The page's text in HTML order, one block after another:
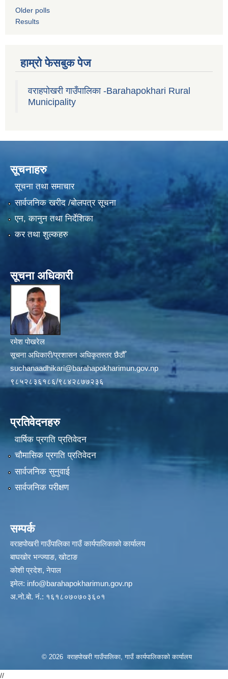
Older polls
Results
हाम्रो फेसबुक पेज
वराहपोखरी गाउँपालिका -Barahapokhari Rural
Municipality
सूचनाहरु
सूचना तथा समाचार
सार्वजनिक खरीद /बोलपत्र सूचना
एन, कानुन तथा निर्देशिका
कर तथा शुल्कहरु
सूचना अधिकारी
रमेश पोखरेल
सूचना अधिकारी/प्रशासन अधिकृतस्तर छैठौँ
suchanaadhikari@barahapokharimun.gov.np
९८५२८३६१८६/९८४२८७७२३६
प्रतिवेदनहरु
वार्षिक प्रगति प्रतिवेदन
चौमासिक प्रगति प्रतिवेदन
सार्वजनिक सुनुवाई
सार्वजनिक परीक्षण
सम्पर्क
वराहपोखरी गाउँपालिका गाउँ कार्यपालिकाको कार्यालय
बाघखोर भन्ज्याङ, खोटाङ
कोशी प्रदेश, नेपाल
इमेल: info@barahapokharimun.gov.np
अ.नो.बो. नं.: १६१८०७०७०३६०१
© 2026 वराहपोखरी गाउँपालिका, गाउँ कार्यपालिकाको कार्यालय
//